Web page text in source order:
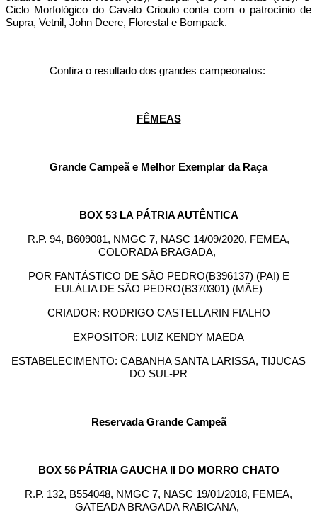
Ciclo Morfológico do Cavalo Crioulo conta com o patrocínio de
Supra, Vetnil, John Deere, Florestal e Bompack.
Confira o resultado dos grandes campeonatos:
FÊMEAS
Grande Campeã e Melhor Exemplar da Raça
BOX 53 LA PÁTRIA AUTÊNTICA
R.P. 94, B609081, NMGC 7, NASC 14/09/2020, FEMEA,
COLORADA BRAGADA,
POR FANTÁSTICO DE SÃO PEDRO(B396137) (PAI) E
EULÁLIA DE SÃO PEDRO(B370301) (MÃE)
CRIADOR: RODRIGO CASTELLARIN FIALHO
EXPOSITOR: LUIZ KENDY MAEDA
ESTABELECIMENTO: CABANHA SANTA LARISSA, TIJUCAS
DO SUL-PR
Reservada Grande Campeã
BOX 56 PÁTRIA GAUCHA II DO MORRO CHATO
R.P. 132, B554048, NMGC 7, NASC 19/01/2018, FEMEA,
GATEADA BRAGADA RABICANA,